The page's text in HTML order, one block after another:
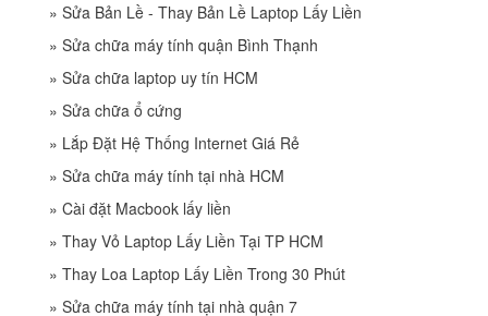
» Sửa Bản Lề - Thay Bản Lề Laptop Lấy Liền
» Sửa chữa máy tính quận Bình Thạnh
» Sửa chữa laptop uy tín HCM
» Sửa chữa ổ cứng
» Lắp Đặt Hệ Thống Internet Giá Rẻ
» Sửa chữa máy tính tại nhà HCM
» Cài đặt Macbook lấy liền
» Thay Vỏ Laptop Lấy Liền Tại TP HCM
» Thay Loa Laptop Lấy Liền Trong 30 Phút
» Sửa chữa máy tính tại nhà quận 7